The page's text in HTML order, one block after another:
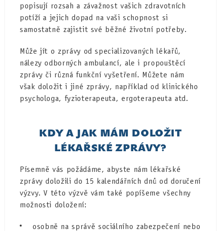
popisují rozsah a závažnost vašich zdravotních
potíží a jejich dopad na vaši schopnost si
samostatně zajistit své běžné životní potřeby.
Může jít o zprávy od specializovaných lékařů,
nálezy odborných ambulancí, ale i propouštěcí
zprávy či různá funkční vyšetření. Můžete nám
však doložit i jiné zprávy, například od klinického
psychologa, fyzioterapeuta, ergoterapeuta atd.
KDY A JAK MÁM DOLOŽIT
LÉKAŘSKÉ ZPRÁVY?
Písemně vás požádáme, abyste nám lékařské
zprávy doložili do 15 kalendářních dnů od doručení
výzvy. V této výzvě vám také popíšeme všechny
možnosti doložení:
osobně na správě sociálního zabezpečení nebo